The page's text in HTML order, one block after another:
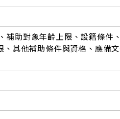
補助對象年齡上限、設籍條件
其他補助條件與資格、應備